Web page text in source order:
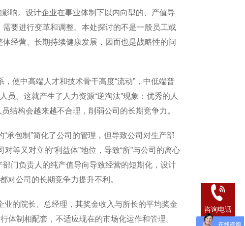
响。设计企业在事业体制下以内向型的、产值导
要进行变革和调整。本处探讨的不是一般员工或
经营、长期持续健康发展，因而也是战略性的问
使中高端人才和技术骨干高度“流动”，中低端普
。这就产生了人力资源“逆淘汰”现象：优秀的人
结构会越来越不合理，削弱公司的长期竞争力。
承包制”简化了公司的管理，但导致公司对生产部
等又对立的“利益体”地位，导致“所”与公司的离心
门负责人的纯产值导向导致经营的短期化，设计
对公司的长期竞争力提升不利。
业的院长、总经理，其奖金收入与所长的平均奖金
体制相配套，不适应现在的市场化运作和管理。
咨询电话